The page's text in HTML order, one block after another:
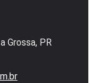
Grossa, PR